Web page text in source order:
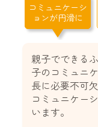
コミュニケーシ
ョンが円滑に
親子でできる
子のコミュニ
長に必要不可
コミュニケー
います。